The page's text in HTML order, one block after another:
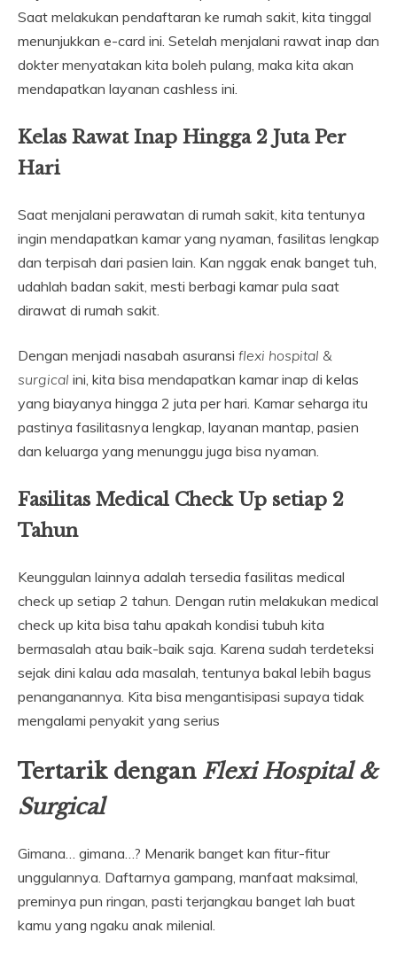
Saat melakukan pendaftaran ke rumah sakit, kita tinggal
menunjukkan e-card ini. Setelah menjalani rawat inap dan
dokter menyatakan kita boleh pulang, maka kita akan
mendapatkan layanan cashless ini.
Kelas Rawat Inap Hingga 2 Juta Per
Hari
Saat menjalani perawatan di rumah sakit, kita tentunya
ingin mendapatkan kamar yang nyaman, fasilitas lengkap
dan terpisah dari pasien lain. Kan nggak enak banget tuh,
udahlah badan sakit, mesti berbagi kamar pula saat
dirawat di rumah sakit.
Dengan menjadi nasabah asuransi flexi hospital &
surgical ini, kita bisa mendapatkan kamar inap di kelas
yang biayanya hingga 2 juta per hari. Kamar seharga itu
pastinya fasilitasnya lengkap, layanan mantap, pasien
dan keluarga yang menunggu juga bisa nyaman.
Fasilitas Medical Check Up setiap 2
Tahun
Keunggulan lainnya adalah tersedia fasilitas medical
check up setiap 2 tahun. Dengan rutin melakukan medical
check up kita bisa tahu apakah kondisi tubuh kita
bermasalah atau baik-baik saja. Karena sudah terdeteksi
sejak dini kalau ada masalah, tentunya bakal lebih bagus
penanganannya. Kita bisa mengantisipasi supaya tidak
mengalami penyakit yang serius
Tertarik dengan Flexi Hospital &
Surgical
Gimana… gimana…? Menarik banget kan fitur-fitur
unggulannya. Daftarnya gampang, manfaat maksimal,
preminya pun ringan, pasti terjangkau banget lah buat
kamu yang ngaku anak milenial.